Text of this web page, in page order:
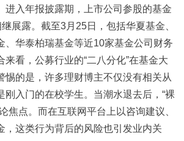
进入年报披露期，上市公司参股的基金
展露。截至3月25日，包括华夏基金、
、华泰柏瑞基金等近10家基金公司财务
来看，公募行业的“二八分化”在基金大
惕的是，许多理财博主不仅没有相关从
刚入门的在校学生。当潮水退去后，“裸
焦点。而在互联网平台上以咨询建议、
，这类行为背后的风险也引发业内关